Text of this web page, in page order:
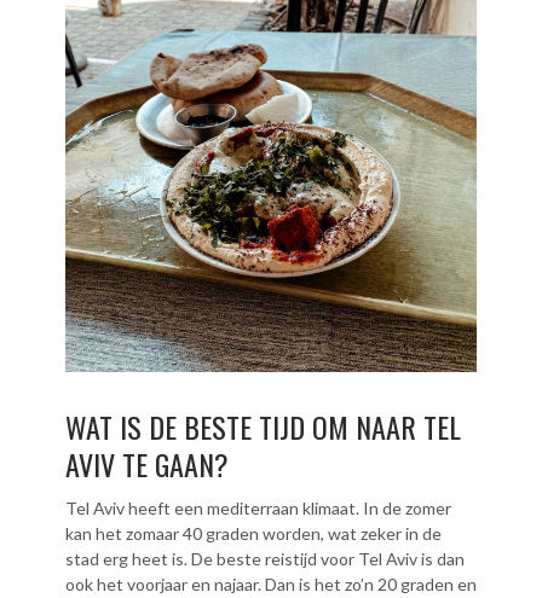
WAT IS DE BESTE TIJD OM NAAR TEL
AVIV TE GAAN?
Tel Aviv heeft een mediterraan klimaat. In de zomer
kan het zomaar 40 graden worden, wat zeker in de
stad erg heet is. De beste reistijd voor Tel Aviv is dan
ook het voorjaar en najaar. Dan is het zo’n 20 graden en